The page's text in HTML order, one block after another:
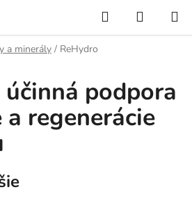
Hľadať
KOŠÍK
a minerály / ReHydro
podpora
regenerácie